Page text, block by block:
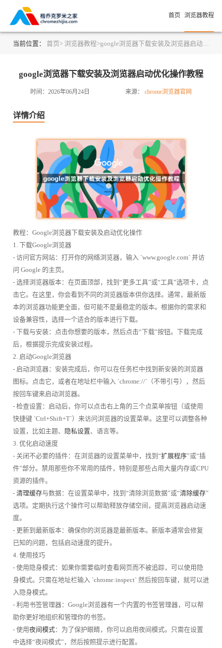
首页 浏览器教程
当前位置： 首页> 浏览器教程>google浏览器下载安装及浏览器启动优化操作教程
google浏览器下载安装及浏览器启动优化操作教程
时间：2026年06月24日 来源： chrome浏览器官网
详情介绍
教程：Google浏览器下载安装及启动优化操作
1. 下载Google浏览器
- 访问官方网站：打开你的网络浏览器，输入 `www.google.com` 并访
问 Google 的主页。
- 选择浏览器版本：在页面顶部，找到“更多工具”或“工具”选项卡，点
击它。在这里，你会看到不同的浏览器版本供你选择。通常，最新版
本的浏览器功能更全面，但可能不是最稳定的版本。根据你的需求和
设备兼容性，选择一个适合的版本进行下载。
- 下载与安装：点击你想要的版本，然后点击“下载”按钮。下载完成
后，根据提示完成安装过程。
2. 启动Google浏览器
- 启动浏览器：安装完成后，你可以在任务栏中找到新安装的浏览器
图标。点击它，或者在地址栏中输入 `chrome://`（不带引号），然后
按回车键来启动浏览器。
- 检查设置：启动后，你可以点击右上角的三个点菜单按钮（或使用
快捷键 `Ctrl+Shift+T`）来访问浏览器的设置菜单。这里可以调整各种
设置，比如主题、
隐私设置、语言等。
3. 优化启动速度
- 关闭不必要的插件：在浏览器的设置菜单中，找到“扩展程序”或“插
件”部分。禁用那些你不常用的插件，特别是那些占用大量内存或CPU
资源的插件。
- 清理缓存与数据：在设置菜单中，找到“清除浏览数据”或“清除缓存”
选项。定期执行这个操作可以帮助释放存储空间，提高浏览器启动速
度。
- 更新到最新版本：确保你的浏览器是最新版本。新版本通常会修复
已知的问题，包括启动速度的提升。
4. 使用技巧
- 使用隐身模式：如果你需要临时查看网页而不被追踪，可以使用隐
身模式。只需在地址栏输入 `chrome:inspect` 然后按回车键，就可以进
入隐身模式。
- 利用书签管理器：Google浏览器有一个内置的书签管理器，可以帮
助你更好地组织和管理你的书签。
- 使用夜间模式：为了保护眼睛，你可以启用夜间模式。只需在设置
中选择“夜间模式”，然后按照提示进行配置。